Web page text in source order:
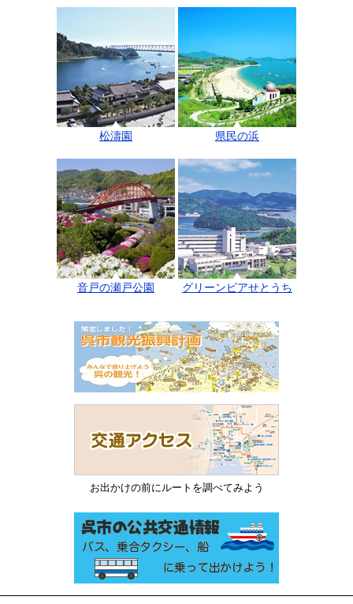
松濤園 県民の浜
音戸の瀬戸公園 グリーンピアせとうち
お出かけの前にルートを調べてみよう